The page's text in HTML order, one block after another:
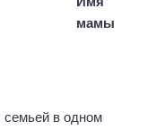
мамы
семьей в одном